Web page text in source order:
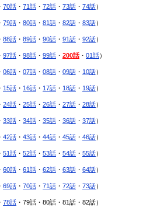
70話 ・ 71話 ・ 72話 ・ 73話 ・ 74話）
79話 ・ 80話 ・ 81話 ・ 82話 ・ 83話）
88話 ・ 89話 ・ 90話 ・ 91話 ・ 92話）
97話 ・ 98話 ・ 99話 ・ 200話 ・ 01話）
06話 ・ 07話 ・ 08話 ・ 09話 ・ 10話）
15話 ・ 16話 ・ 17話 ・ 18話 ・ 19話）
24話 ・ 25話 ・ 26話 ・ 27話 ・ 28話）
33話 ・ 34話 ・ 35話 ・ 36話 ・ 37話）
42話 ・ 43話 ・ 44話 ・ 45話 ・ 46話）
51話 ・ 52話 ・ 53話 ・ 54話 ・ 55話）
60話 ・ 61話 ・ 62話 ・ 63話 ・ 64話）
69話 ・ 70話 ・ 71話 ・ 72話 ・ 73話）
78話 ・79話・80話・81話・82話）